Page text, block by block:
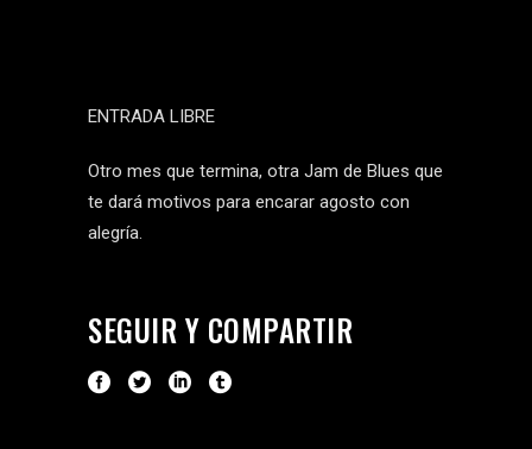
ENTRADA LIBRE
Otro mes que termina, otra Jam de Blues que
te dará motivos para encarar agosto con
alegría.
SEGUIR Y COMPARTIR